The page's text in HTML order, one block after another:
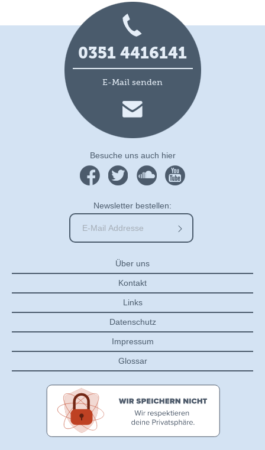
0351 4416141
E-Mail senden
Besuche uns auch hier
Newsletter bestellen:
Über uns
Kontakt
Links
Datenschutz
Impressum
Glossar